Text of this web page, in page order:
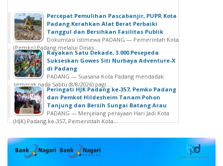
Percepat Pemulihan Pascabanjir, PUPR Kota
Padang Kerahkan Alat Berat Perbaiki
Tanggul dan Bersihkan Fasilitas Publik
Dokumtasi istimewa PADANG — Pemerintah Kota
(Pemko) Padang melalui Dinas...
Rayakan Satu Dekade, 3.000 Pesepeda
Sukseskan Gowes Siti Nurbaya Adventure-X
di Padang
PADANG — Suasana Kota Padang mendadak
semarak pada Sabtu (8/8/2026) pagi....
Peringati HJK Padang ke-357, Pemko Padang
dan Pemkot Hildesheim Tanam Pohon
Tanjung dan Bersih Sungai Batang Arau
PADANG — Menjelang perayaan Hari Jadi Kota
(HJK) Padang ke-357, Pemerintah Kota...